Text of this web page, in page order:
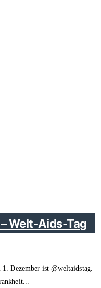
Welt-Aids-Tag
Dezember ist @weltaidstag.